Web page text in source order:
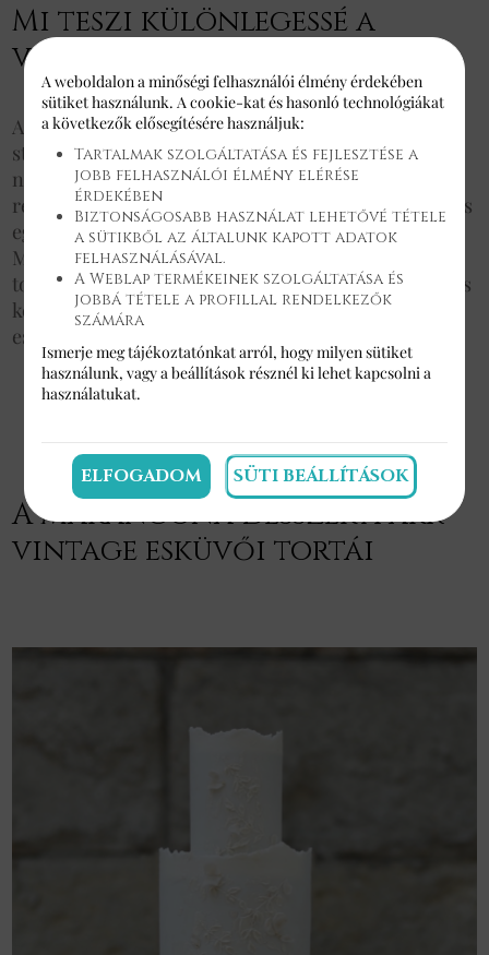
Mi teszi különlegessé a
vintage esküvői tortát?
A vintage esküvői torták varázsa az elegáns, időtálló
stílusban rejlik, amely a múlt romantikáját és
nosztalgiáját idézi. Ezek a torták gyakran finom
részletekkel, kézzel készített virágokkal, csipkékkel és
egyéb díszítőelemekkel vannak feldíszítve. A
Marangona Desszertparkban a vintage esküvői
torták minden egyes darabját gondosan tervezzük és
készítjük el, hogy tökéletesen illeszkedjenek az
esküvő tematikájához és az elképzeléseitekhez.
A Marangona Desszertpark
vintage esküvői tortái
A weboldalon a minőségi felhasználói élmény érdekében
sütiket használunk. A cookie-kat és hasonló technológiákat
a következők elősegítésére használjuk:
Tartalmak szolgáltatása és fejlesztése a
jobb felhasználói élmény elérése
érdekében
Biztonságosabb használat lehetővé tétele
a sütikből az általunk kapott adatok
felhasználásával.
A Weblap termékeinek szolgáltatása és
jobbá tétele a profillal rendelkezők
számára
Ismerje meg tájékoztatónkat arról, hogy milyen sütiket
használunk, vagy abeállításokrésznél ki lehet kapcsolni a
használatukat.
ELFOGADOM SÜTI BEÁLLÍTÁSOK